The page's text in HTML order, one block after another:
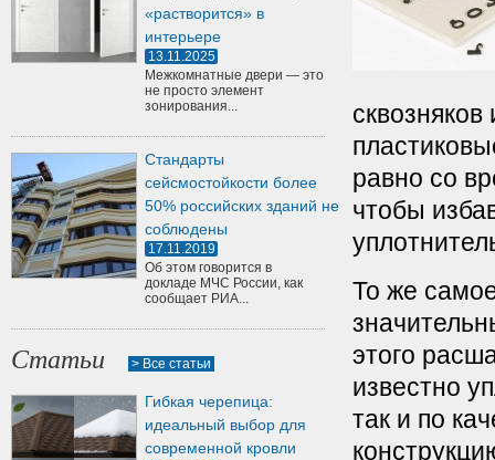
«растворится» в
интерьере
13.11.2025
Межкомнатные двери — это
не просто элемент
зонирования...
Стандарты
сейсмостойкости более
50% российских зданий не
соблюдены
17.11.2019
Об этом говорится в
докладе МЧС России, как
сообщает РИА...
Статьи > Все статьи
Гибкая черепица:
идеальный выбор для
современной кровли
равно со
чтобы
То же
этого
известно
так и по